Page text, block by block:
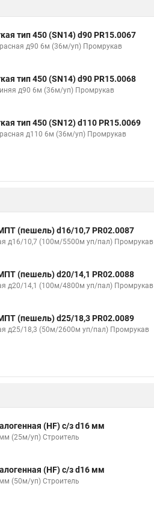
тип 450 (SN14) d90 PR15.0067
д90 6м (36м/уп) Промрукав
тип 450 (SN14) d90 PR15.0068
д90 6м (36м/уп) Промрукав
тип 450 (SN12) d110 PR15.0069
д110 6м (36м/уп) Промрукав
(пешель) d16/10,7 PR02.0087
д16/10,7 (100м/5500м уп/пал) Промрукав
(пешель) d20/14,1 PR02.0088
д20/14,1 (100м/4800м уп/пал) Промрукав
(пешель) d25/18,3 PR02.0089
д25/18,3 (50м/2600м уп/пал) Промрукав
(HF) с/з d16 мм
(25м/уп) Строитель
(HF) с/з d16 мм
(50м/уп) Строитель